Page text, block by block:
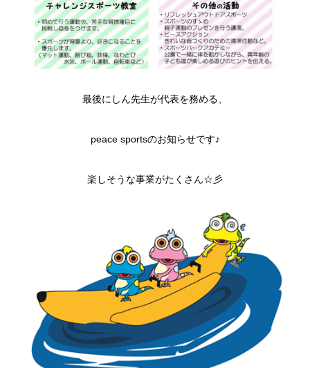
最後にしん先生が代表を務める、
peace sportsのお知らせです♪
楽しそうな事業がたくさん☆彡